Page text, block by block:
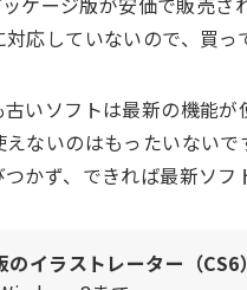
応していないので、買っ
いソフトは最新の機能
ないのはもったいないで
かず、できれば最新ソフ
のイラストレーター（